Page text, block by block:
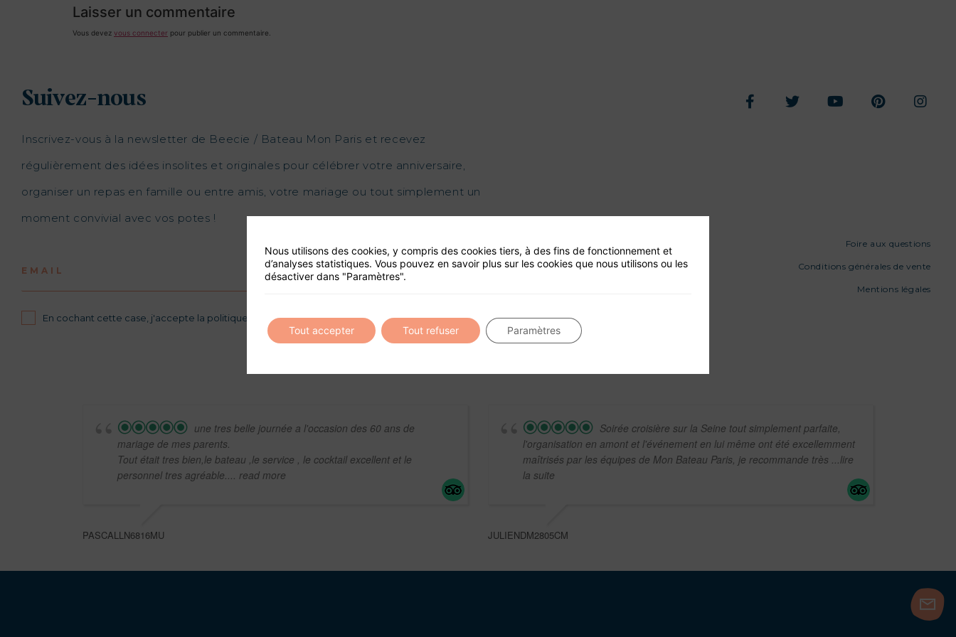
Laisser un commentaire
Vous devez vous connecter pour publier un commentaire.
Suivez-nous
Inscrivez-vous à la newsletter de Beecie / Bateau Mon Paris et recevez
régulièrement des idées insolites et originales pour célébrer votre anniversaire,
organiser un repas en famille ou entre amis, votre mariage ou tout simplement un
moment convivial avec vos potes !
EMAIL
En cochant cette case, j'accepte la politique de confidentialité de ce site
Foire aux questions
Conditions générales de vente
Mentions légales
une tres belle journée a l'occasion des 60 ans de
mariage de mes parents.
Tout était tres bien,le bateau ,le service , le cocktail excellent et le
personnel tres agréable.... read more
PASCALLN6816MU
Soirée croisière sur la Seine tout simplement parfaite,
l'organisation en amont et l'événement en lui même ont été excellemment
maîtrisés par les équipes de Mon Bateau Paris, je recommande très ...lire
la suite
JULIENDM2805CM
Nous utilisons des cookies, y compris des cookies tiers, à des fins de fonctionnement et
d’analyses statistiques. Vous pouvez en savoir plus sur les cookies que nous utilisons ou les
désactiver dans "Paramètres".
Tout accepter Tout refuser Paramètres